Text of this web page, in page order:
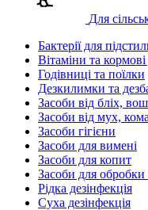
Для
Бактерії для
Вітаміни та
Годівниці та поїлки
Дезкилимки та
Засоби від бліх,
Засоби від мух,
Засоби гігієни
Засоби для вимені
Засоби для копит
Засоби для обробки
Рідка дезінфекція
Суха дезінфекція